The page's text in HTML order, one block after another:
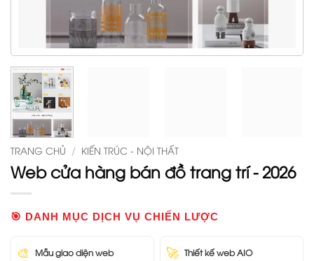
TRANG CHỦ / KIẾN TRÚC - NỘI THẤT
Web cửa hàng bán đồ trang trí - 2026
🎯 DANH MỤC DỊCH VỤ CHIẾN LƯỢC
🎨 Mẫu giao diện web 🚀 Thiết kế web AIO